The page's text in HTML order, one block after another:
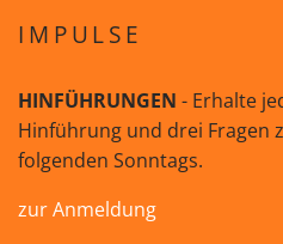
IMPULSE
HINFÜHRUNGEN - Erhalte
Hinführung und drei Fragen
folgenden Sonntags.
zur Anmeldung